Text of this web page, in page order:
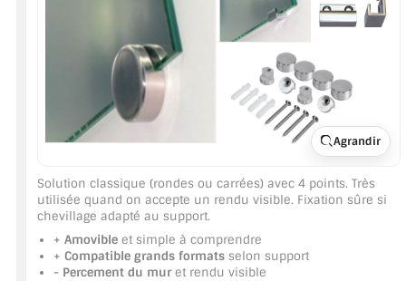
NOUS TROUVER - BUC 78
NOUS CONTACTER
Agrandir
Solution classique (rondes ou carrées) avec 4 points. Très
utilisée quand on accepte un rendu visible. Fixation sûre si
chevillage adapté au support.
+ Amovible et simple à comprendre
+ Compatible grands formats selon support
- Percement du muret rendu visible